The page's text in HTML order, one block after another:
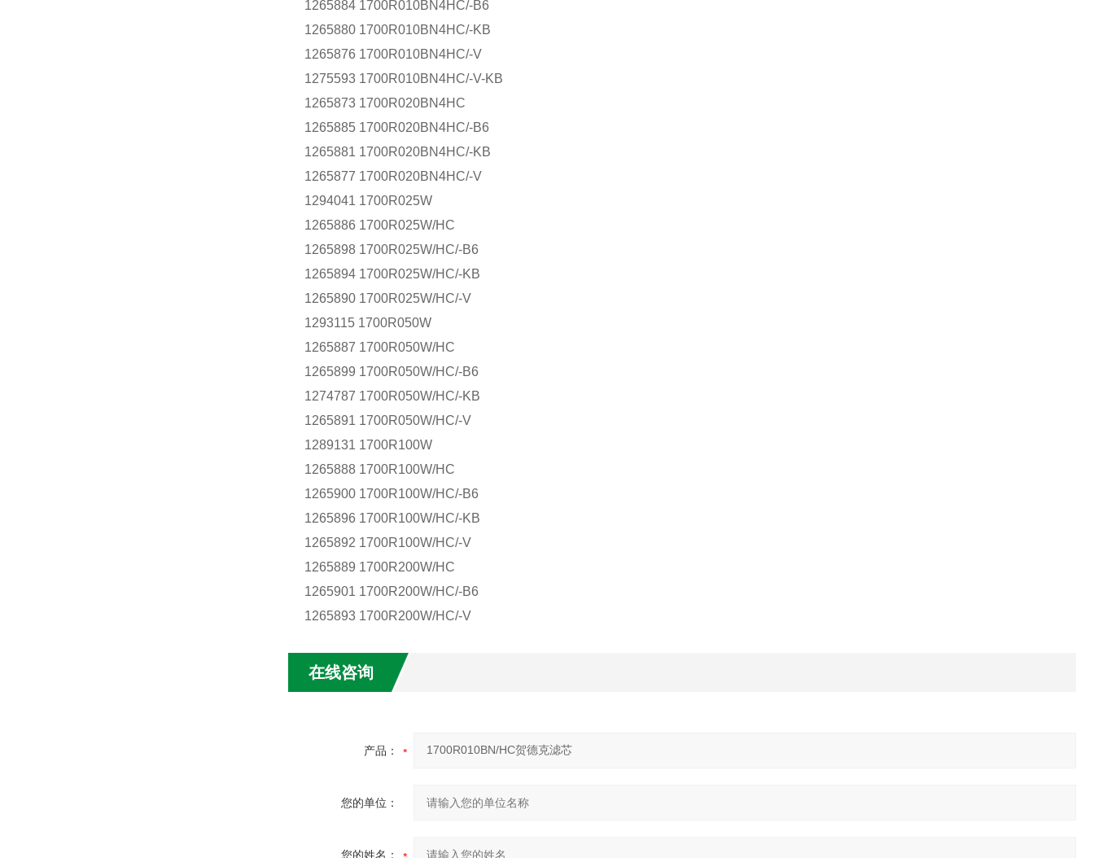
1265884 1700R010BN4HC/-B6
1265880 1700R010BN4HC/-KB
1265876 1700R010BN4HC/-V
1275593 1700R010BN4HC/-V-KB
1265873 1700R020BN4HC
1265885 1700R020BN4HC/-B6
1265881 1700R020BN4HC/-KB
1265877 1700R020BN4HC/-V
1294041 1700R025W
1265886 1700R025W/HC
1265898 1700R025W/HC/-B6
1265894 1700R025W/HC/-KB
1265890 1700R025W/HC/-V
1293115 1700R050W
1265887 1700R050W/HC
1265899 1700R050W/HC/-B6
1274787 1700R050W/HC/-KB
1265891 1700R050W/HC/-V
1289131 1700R100W
1265888 1700R100W/HC
1265900 1700R100W/HC/-B6
1265896 1700R100W/HC/-KB
1265892 1700R100W/HC/-V
1265889 1700R200W/HC
1265901 1700R200W/HC/-B6
1265893 1700R200W/HC/-V
在线咨询
产品：
您的单位：
您的姓名：